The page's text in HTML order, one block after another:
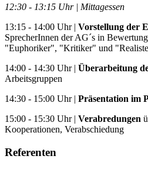
12:30 - 13:15 Uhr | Mittagessen
13:15 - 14:00 Uhr | Vorstellung der
SprecherInnen der AG´s in
"Euphoriker", "Kritiker" und
14:00 - 14:30 Uhr | Überarbeitung
Arbeitsgruppen
14:30 - 15:00 Uhr | Präsentation im
15:00 - 15:30 Uhr | Verabredungen
Kooperationen, Verabschiedung
Referenten